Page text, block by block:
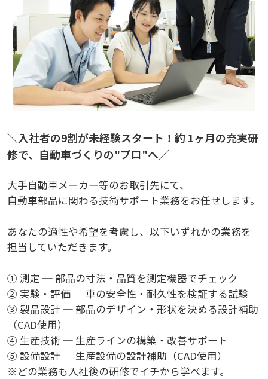
＼入社者の9割が未経験スタート！約 1ヶ月の充実研
修で、自動車づくりの"プロ"へ／
大手自動車メーカー等のお取引先にて、
自動車部品に関わる技術サポート業務をお任せします。
あなたの適性や希望を考慮し、以下いずれかの業務を
担当していただきます。
① 測定 ─ 部品の寸法・品質を測定機器でチェック
② 実験・評価 ─ 車の安全性・耐久性を検証する試験
③ 製品設計 ─ 部品のデザイン・形状を決める設計補助
（CAD使用）
④ 生産技術 ─ 生産ラインの構築・改善サポート
⑤ 設備設計 ─ 生産設備の設計補助（CAD使用）
※どの業務も入社後の研修でイチから学べます。